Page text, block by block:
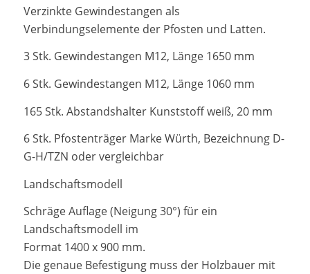
Verzinkte Gewindestangen als
Verbindungselemente der Pfosten und Latten.
3 Stk. Gewindestangen M12, Länge 1650 mm
6 Stk. Gewindestangen M12, Länge 1060 mm
165 Stk. Abstandshalter Kunststoff weiß, 20 mm
6 Stk. Pfostenträger Marke Würth, Bezeichnung D-
G-H/TZN oder vergleichbar
Landschaftsmodell
Schräge Auflage (Neigung 30°) für ein
Landschaftsmodell im
Format 1400 x 900 mm.
Die genaue Befestigung muss der Holzbauer mit